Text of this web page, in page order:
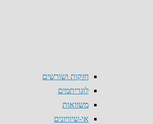
חזקות ושורשים
לוגריתמים
משוואות
אי-שיוויונים